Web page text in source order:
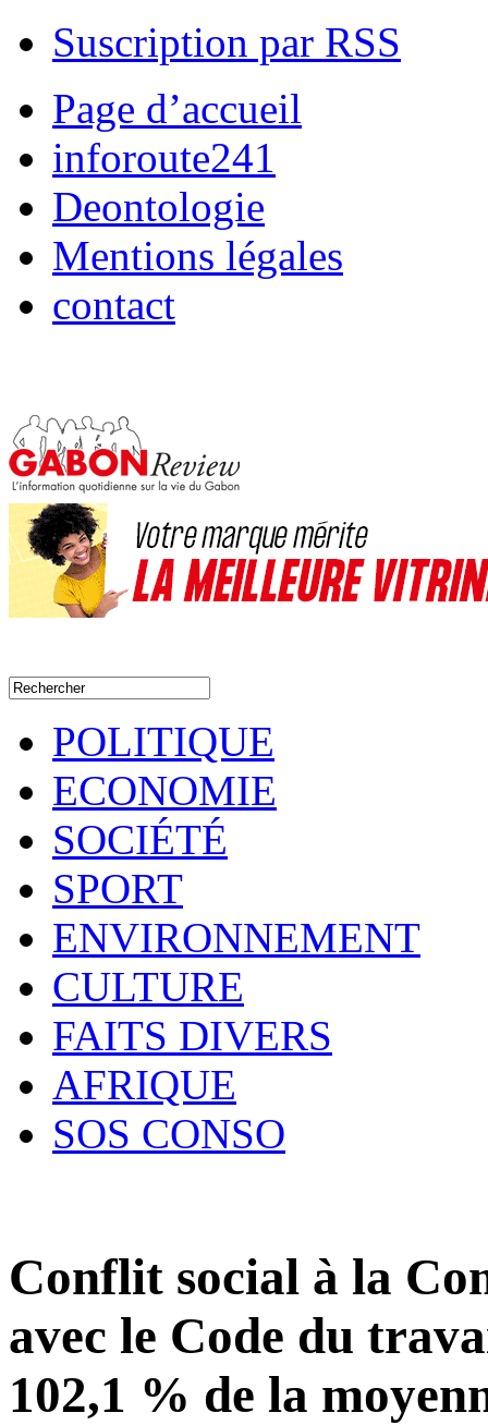
Suscription par RSS
Page d’accueil
inforoute241
Deontologie
Mentions légales
contact
POLITIQUE
ECONOMIE
SOCIÉTÉ
SPORT
ENVIRONNEMENT
CULTURE
FAITS DIVERS
AFRIQUE
SOS CONSO
Conflit social à la
avec le Code du
102,1 % de la